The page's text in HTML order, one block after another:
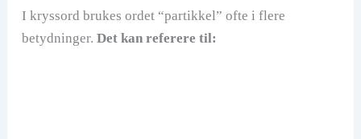
I kryssord brukes ordet “partikkel” ofte i flere
betydninger. Det kan referere til: